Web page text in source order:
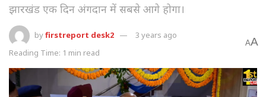
झारखंड एक दिन अंगदान में सबसे आगे होगा।
byfirstreport desk2
3 years ago
Reading Time: 1 min read
AA